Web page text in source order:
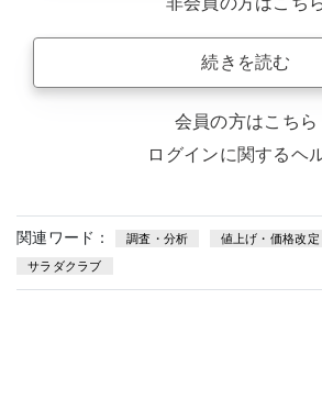
続きを読む
会員の方はこちら
ログインに関するヘ
関連ワード： 調査・分析 値上げ・価格改定
サラダクラブ